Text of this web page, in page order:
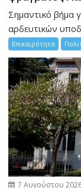
Σημαντικό βήμα
αρδευτικών
Επικαιρότητα
7 Αυγούστου